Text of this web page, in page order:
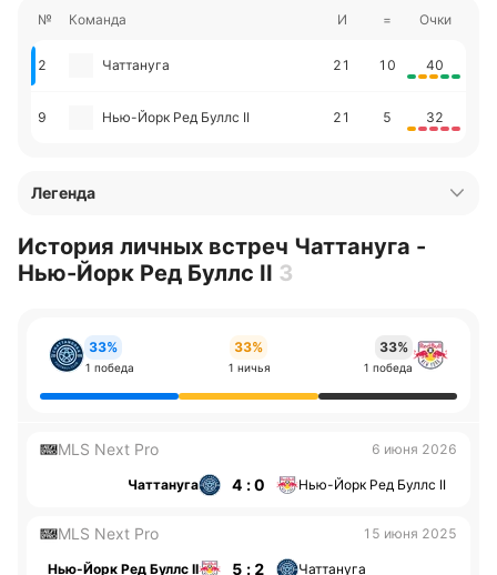
№ Команда И = Очки
2 Чаттануга 21 10 40
9 Нью-Йорк Ред Буллс II 21 5 32
Легенда
История личных встреч Чаттануга -
Нью-Йорк Ред Буллс II 3
33%
1 победа
33%
1 ничья
33%
1 победа
MLS Next Pro 6 июня 2026
Чаттануга 4 : 0 Нью-Йорк Ред Буллс II
MLS Next Pro 15 июня 2025
Нью-Йорк Ред Буллс II 5 : 2 Чаттануга